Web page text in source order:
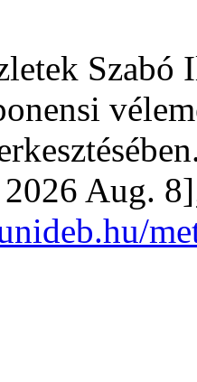
Aug.